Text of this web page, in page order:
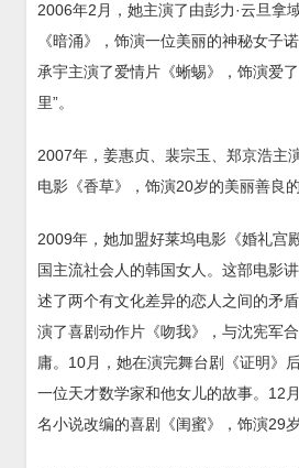
2006年2月，她主演了由彭力·云旦拿
《暗涌》，饰演一位美丽的神秘女子
承宇主演了爱情片《蜥蜴》，饰演爱
里”。
2007年，姜惠贞、裴宗玉、郑京浩主
电影《香草》，饰演20岁的美丽善良的
2009年，她加盟好莱坞电影《婚礼宫
国主流社会人的韩国女人。这部电影
述了两个有文化差异的恋人之间的矛
演了喜剧动作片《吻我》，与沈宪军
庸。10月，她在演完舞台剧《证明》
一位天才数学家和他女儿的故事。12
名小说改编的喜剧《闺蜜》，饰演29岁